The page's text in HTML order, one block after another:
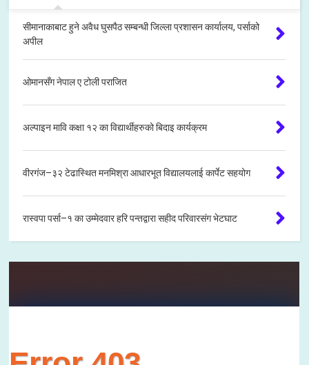
सीमानाकाबाट हुने अवैध घुसपैठ सम्बन्धी जिल्ला प्रशासन कार्यालय, पर्साको
अपील
ओमानसँग नेपाल ए टोली पराजित
अल्पाइन मावि कक्षा १२ का विद्यार्थीहरुको बिदाइ कार्यक्रम
वीरगंज–३२ टेढास्थित मनमिश्रा आधारभूत विद्यालयलाई कार्पेट सहयोग
रास्वपा पर्सा–१ का उम्मेदवार हरि पन्तद्वारा सहीद परिवारसंग भेटघाट